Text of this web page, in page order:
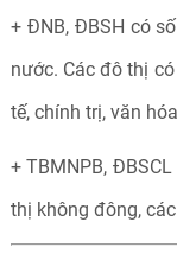
+ ĐNB, ĐBSH có
nước. Các đô thị
tế, chính trị, văn
+ TBMNPB,
thị không đông,